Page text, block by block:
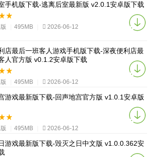
手机版下载-逃离后室最新版 v2.0.1安卓版下载
495MB 2026-06-12
店最后一班客人游戏手机版下载-深夜便利店最
人官方版 v0.1.2安卓版下载
495MB 2026-06-12
游戏最新版下载-回声地宫官方版 v1.0.1安卓版
495MB 2026-06-12
游戏最新版下载-毁灭之日中文版 v1.0.0.362安